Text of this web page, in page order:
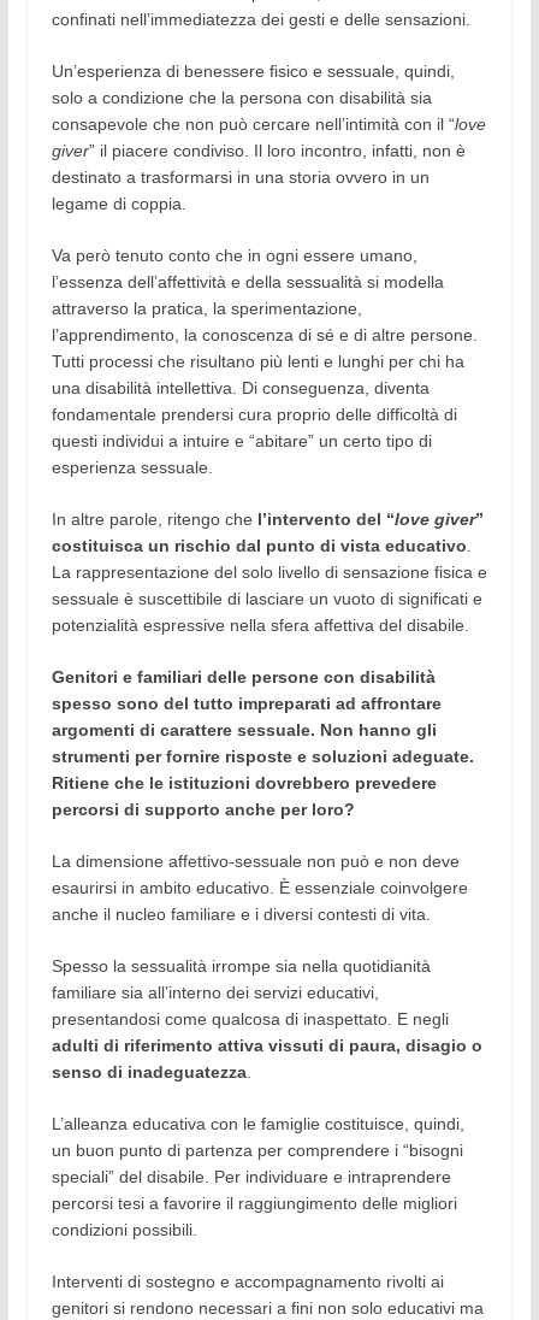
confinati nell’immediatezza dei gesti e delle sensazioni.
Un’esperienza di benessere fisico e sessuale, quindi,
solo a condizione che la persona con disabilità sia
consapevole che non può cercare nell’intimità con il “love
giver” il piacere condiviso. Il loro incontro, infatti, non è
destinato a trasformarsi in una storia ovvero in un
legame di coppia.
Va però tenuto conto che in ogni essere umano,
l’essenza dell’affettività e della sessualità si modella
attraverso la pratica, la sperimentazione,
l’apprendimento, la conoscenza di sé e di altre persone.
Tutti processi che risultano più lenti e lunghi per chi ha
una disabilità intellettiva. Di conseguenza, diventa
fondamentale prendersi cura proprio delle difficoltà di
questi individui a intuire e “abitare” un certo tipo di
esperienza sessuale.
In altre parole, ritengo che l’intervento del “love giver”
costituisca un rischio dal punto di vista educativo.
La rappresentazione del solo livello di sensazione fisica e
sessuale è suscettibile di lasciare un vuoto di significati e
potenzialità espressive nella sfera affettiva del disabile.
Genitori e familiari delle persone con disabilità
spesso sono del tutto impreparati ad affrontare
argomenti di carattere sessuale. Non hanno gli
strumenti per fornire risposte e soluzioni adeguate.
Ritiene che le istituzioni dovrebbero prevedere
percorsi di supporto anche per loro?
La dimensione affettivo-sessuale non può e non deve
esaurirsi in ambito educativo. È essenziale coinvolgere
anche il nucleo familiare e i diversi contesti di vita.
Spesso la sessualità irrompe sia nella quotidianità
familiare sia all’interno dei servizi educativi,
presentandosi come qualcosa di inaspettato. E negli
adulti di riferimento attiva vissuti di paura, disagio o
senso di inadeguatezza.
L’alleanza educativa con le famiglie costituisce, quindi,
un buon punto di partenza per comprendere i “bisogni
speciali” del disabile. Per individuare e intraprendere
percorsi tesi a favorire il raggiungimento delle migliori
condizioni possibili.
Interventi di sostegno e accompagnamento rivolti ai
genitori si rendono necessari a fini non solo educativi ma